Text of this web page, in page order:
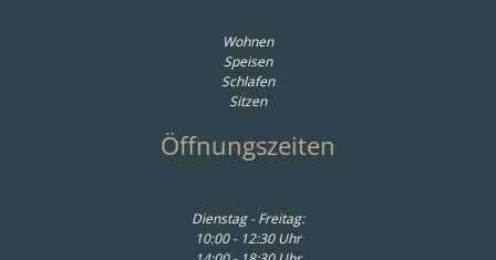
Wohnen
Speisen
Schlafen
Sitzen
Öffnungszeiten
Dienstag - Freitag:
10:00 - 12:30 Uhr